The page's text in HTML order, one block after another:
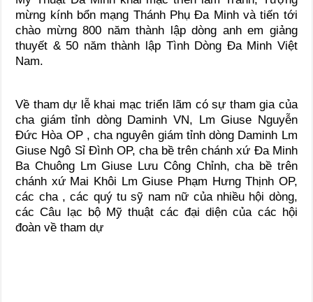
mừng kính bổn mạng Thánh Phụ Đa Minh và tiến tới
chào mừng 800 năm thành lập dòng anh em giảng
thuyết & 50 năm thành lập Tình Dòng Đa Minh Việt
Nam.
Về tham dự lễ khai mạc triển lãm có sự tham gia của
cha giám tỉnh dòng Daminh VN, Lm Giuse Nguyễn
Đức Hòa OP , cha nguyên giám tỉnh dòng Daminh Lm
Giuse Ngô Sỉ Đình OP, cha bề trên chánh xứ Đa Minh
Ba Chuông Lm Giuse Lưu Công Chỉnh, cha bề trên
chánh xứ Mai Khôi Lm Giuse Phạm Hưng Thịnh OP,
các cha , các quý tu sỹ nam nữ của nhiều hội dòng,
các Câu lạc bộ Mỹ thuật các đại diện của các hội
đoàn về tham dự